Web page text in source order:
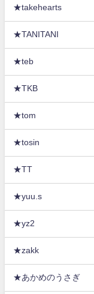
★takehearts
★TANITANI
★teb
★TKB
★tom
★tosin
★TT
★yuu.s
★yz2
★zakk
★あかめのうさぎ